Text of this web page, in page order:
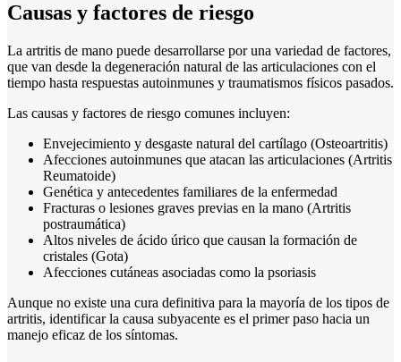
Causas y factores de riesgo
La artritis de mano puede desarrollarse por una variedad de factores,
que van desde la degeneración natural de las articulaciones con el
tiempo hasta respuestas autoinmunes y traumatismos físicos pasados.
Las causas y factores de riesgo comunes incluyen:
Envejecimiento y desgaste natural del cartílago (Osteoartritis)
Afecciones autoinmunes que atacan las articulaciones (Artritis
Reumatoide)
Genética y antecedentes familiares de la enfermedad
Fracturas o lesiones graves previas en la mano (Artritis
postraumática)
Altos niveles de ácido úrico que causan la formación de
cristales (Gota)
Afecciones cutáneas asociadas como la psoriasis
Aunque no existe una cura definitiva para la mayoría de los tipos de
artritis, identificar la causa subyacente es el primer paso hacia un
manejo eficaz de los síntomas.